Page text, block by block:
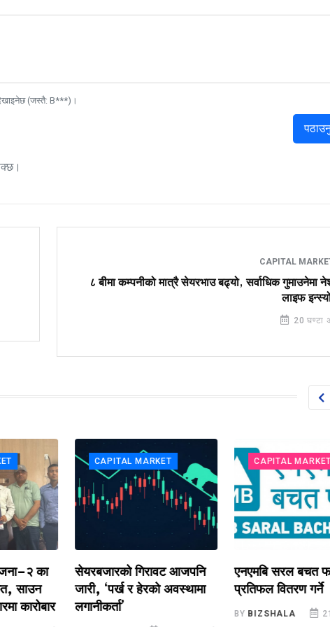
देखाइनेछ (जस्तै: B***)।
CAPITAL
८ बीमा कम्पनीको मात्रै सेयरभाउ बढ्यो, सर्वाधिक गुमाउनेमा
लाइफ
20 घण्टा
का
CAPITAL MARKET
सेयरबजारको गिरावट आजपनि
जारी, ‘पर्ख र हेरको अवस्थामा
लगानीकर्ता’
CAPITAL MARKET
एनएमबि सरल बचत
प्रतिफल वितरण गर्ने
BIZSHALA 21